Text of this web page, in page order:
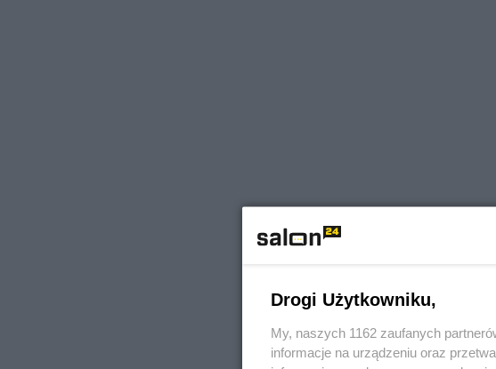
Drogi Użytkowniku,
My, naszych 1162 zaufanych
informacje na urządzeniu oraz